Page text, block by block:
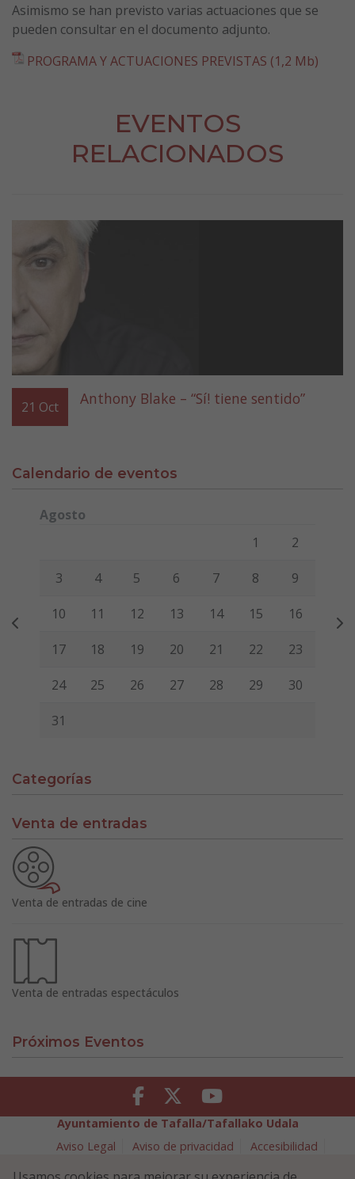
Asimismo se han previsto varias actuaciones que se
pueden consultar en el documento adjunto.
PROGRAMA Y ACTUACIONES PREVISTAS (1,2 Mb)
EVENTOS
RELACIONADOS
21 Oct Anthony Blake – “Sí! tiene sentido”
Calendario de eventos
Agosto
Viernes Sábado
1 2
3 4 5 6 7 8 9
10 11 12 13 14 15 16
17 18 19 20 21 22 23
24 25 26 27 28 29 30
31
Categorías
Venta de entradas
Venta de entradas de cine
Venta de entradas espectáculos
Próximos Eventos
Facebook Twitter Youtube
Ayuntamiento de Tafalla/Tafallako Udala
Aviso Legal
Aviso de privacidad
Accesibilidad